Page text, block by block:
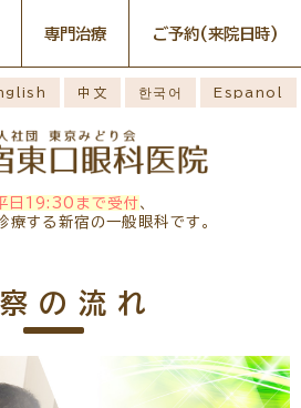
中文 한국어 Espanol
日19:30まで受付、
療する新宿の一般眼科です。
感染症予防のための衛生環境
整備の取り組み
当院勤務医師のご紹介
検査・治療・手術機器
お
診察の流れ
症状から探す
内障 網膜硝子体疾患
花粉症
専門治療
網膜・硝子体疾患専門治療ペ
ージ
緑内障専門治療ページ
花粉症総合ページ
ご予約(来院日時)
設定)
小児眼科専門治療を予約
約
白内障専門治療を予約
約
網膜・硝子体専門治療を予約
黄斑専門治療を予約
ぶどう膜専門治療を予約
の流れ